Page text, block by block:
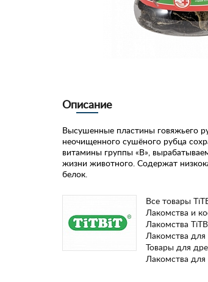
Описание
Высушенные пластины говяжьего
неочищенного сушёного рубца
витамины группы «В»,
жизни животного. Содержат
белок.
Все товары
Лакомства и
Лакомства
Лакомства
Товары для
Лакомства для